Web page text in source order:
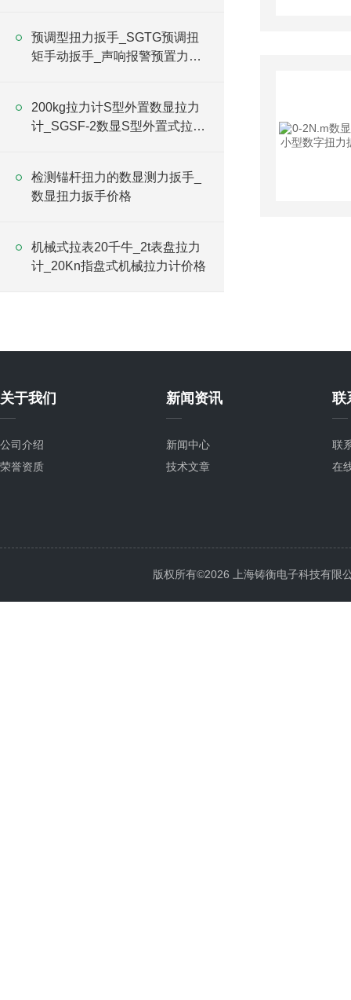
预调型扭力扳手_SGTG预调扭
矩手动扳手_声响报警预置力矩
​200kg拉力计S型外置数显拉力
计_SGSF-2数显S型外置式拉力
检测锚杆扭力的数显测力扳手_
数显扭力扳手价格
机械式拉表20千牛_2t表盘拉力
计_20Kn指盘式机械拉力计价格
关于我们
公司介绍
荣誉资质
新闻资讯
新闻中心
技术文章
联
联
在
版权所有©2026 上海铸衡电子科技有